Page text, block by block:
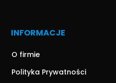
INFORMACJE
O firmie
Polityka Prywatności